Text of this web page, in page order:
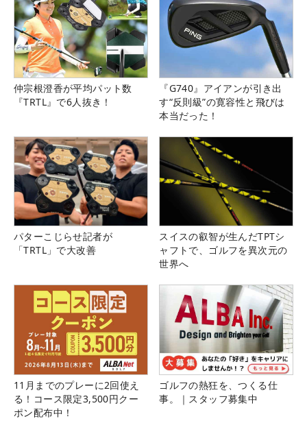
仲宗根澄香が平均パット数
『TRTL』で6人抜き！
『G740』アイアンが引き出
す“反則級”の寛容性と飛びは
本当だった！
パターこじらせ記者が
「TRTL」で大改善
スイスの叡智が生んだTPTシ
ャフトで、ゴルフを異次元の
世界へ
11月までのプレーに2回使え
る！コース限定3,500円クー
ポン配布中！
ゴルフの熱狂を、つくる仕
事。｜スタッフ募集中